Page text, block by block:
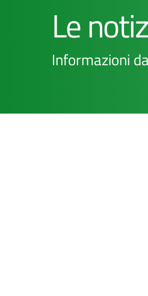
Le
Informazioni